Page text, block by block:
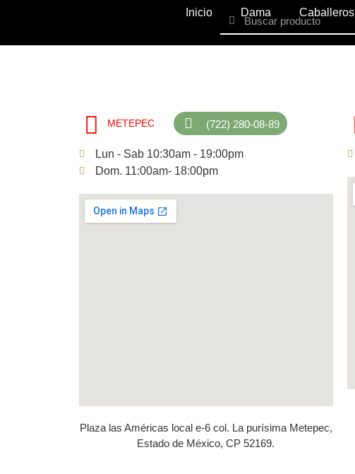
Inicio Dama Caballeros
METEPEC (722) 280-08-89
Lun - Sab 10:30am - 19:00pm
Dom. 11:00am- 18:00pm
Plaza las Américas local e-6 col. La purísima Metepec,
Estado de México, CP 52169.